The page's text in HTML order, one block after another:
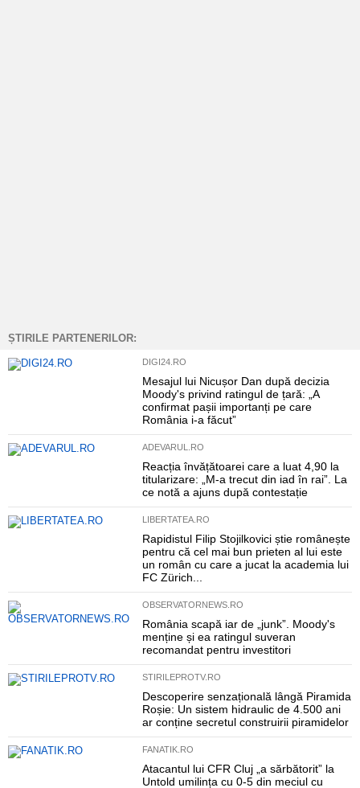
ȘTIRILE PARTENERILOR:
DIGI24.RO
Mesajul lui Nicușor Dan după decizia
Moody's privind ratingul de țară: „A
confirmat pașii importanți pe care
România i-a făcut”
ADEVARUL.RO
Reacția învățătoarei care a luat 4,90 la
titularizare: „M-a trecut din iad în rai”. La
ce notă a ajuns după contestație
LIBERTATEA.RO
Rapidistul Filip Stojilkovici știe românește
pentru că cel mai bun prieten al lui este
un român cu care a jucat la academia lui
FC Zürich...
OBSERVATORNEWS.RO
România scapă iar de „junk”. Moody's
menține și ea ratingul suveran
recomandat pentru investitori
STIRILEPROTV.RO
Descoperire senzațională lângă Piramida
Roșie: Un sistem hidraulic de 4.500 ani
ar conține secretul construirii piramidelor
FANATIK.RO
Atacantul lui CFR Cluj „a sărbătorit” la
Untold umilința cu 0-5 din meciul cu